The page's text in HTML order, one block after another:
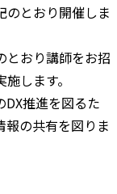
のとおり開催しま
とおり講師をお招
します。
推進を図るた
報の共有を図りま